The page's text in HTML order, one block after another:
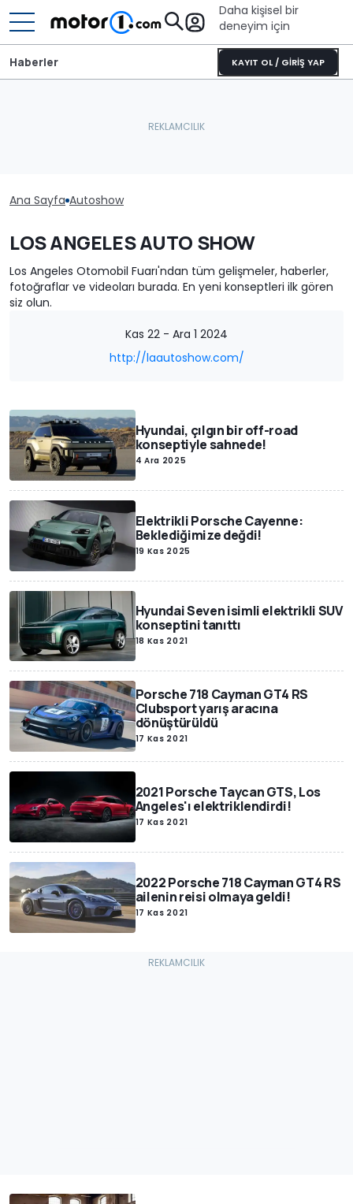
Daha kişisel bir
deneyim için
KAYIT OL / GİRİŞ YAP
Haberler
Ana Sayfa Autoshow
LOS ANGELES AUTO SHOW
Los Angeles Otomobil Fuarı'ndan tüm gelişmeler, haberler,
fotoğraflar ve videoları burada. En yeni konseptleri ilk gören
siz olun.
Kas 22 - Ara 1 2024
http://laautoshow.com/
Hyundai, çılgın bir off-road
konseptiyle sahnede!
4 Ara 2025
Elektrikli Porsche Cayenne:
Beklediğimize değdi!
19 Kas 2025
Hyundai Seven isimli elektrikli SUV
konseptini tanıttı
18 Kas 2021
Porsche 718 Cayman GT4 RS
Clubsport yarış aracına
dönüştürüldü
17 Kas 2021
2021 Porsche Taycan GTS, Los
Angeles'ı elektriklendirdi!
17 Kas 2021
2022 Porsche 718 Cayman GT4 RS
ailenin reisi olmaya geldi!
17 Kas 2021